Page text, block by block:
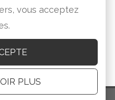
vous acceptez
PLUS